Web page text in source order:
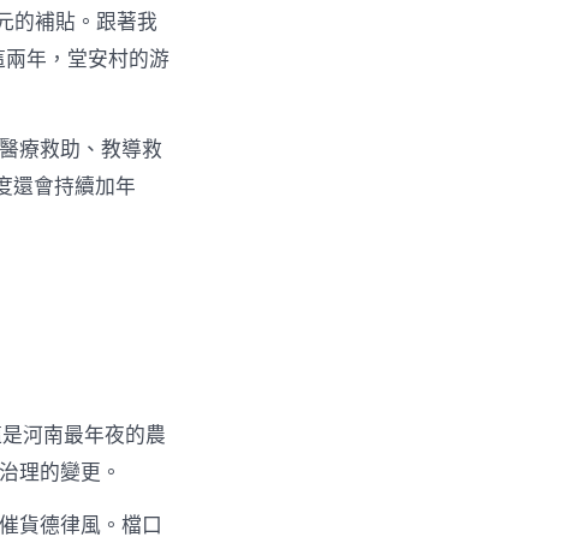
的補貼。跟著我
年，堂安村的游
療救助、教導救
還會持續加年
河南最年夜的農
理的變更。
貨德律風。檔口